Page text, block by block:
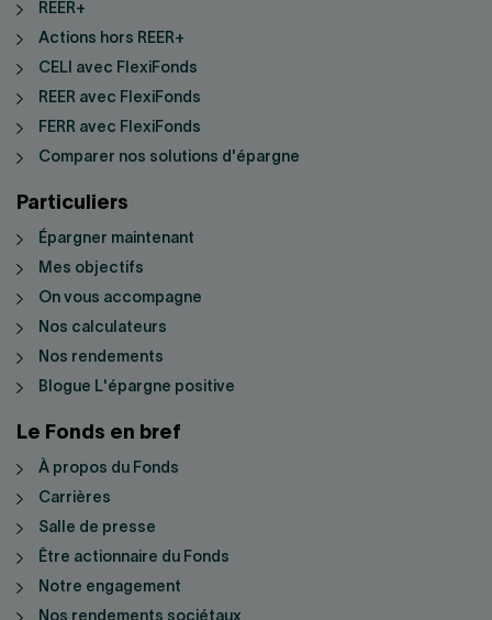
REER+
Actions hors REER+
CELI avec FlexiFonds
REER avec FlexiFonds
FERR avec FlexiFonds
Comparer nos solutions d'épargne
Particuliers
Épargner maintenant
Mes objectifs
On vous accompagne
Nos calculateurs
Nos rendements
Blogue L'épargne positive
Le Fonds en bref
À propos du Fonds
Carrières
Salle de presse
Être actionnaire du Fonds
Notre engagement
Nos rendements sociétaux